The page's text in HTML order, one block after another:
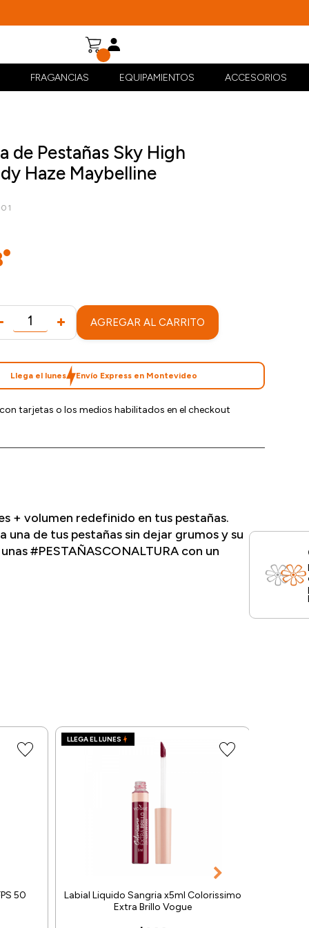
FRAGANCIAS EQUIPAMIENTOS ACCESORIOS
de Pestañas Sky High
Haze Maybelline
AGREGAR AL CARRITO
Llega el lunes Envío Express en Montevideo
tarjetas o los medios habilitados en el checkout
+ volumen redefinido en tus pestañas.
de tus pestañas sin dejar grumos y su
#PESTAÑASCONALTURA con un
50
LLEGA EL LUNES
Labial Liquido Sangria x5ml Colorissimo
Extra Brillo Vogue